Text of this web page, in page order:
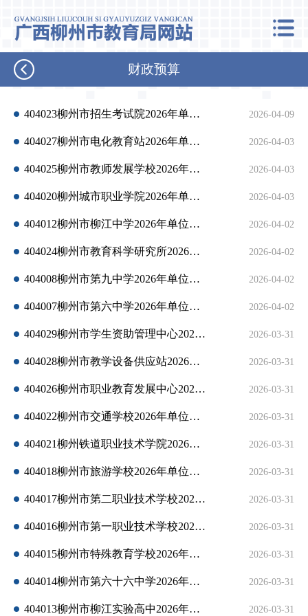
财政预算
2026-04-09
404023柳州市招生考试院2026年单位预算公开说明
2026-04-03
404027柳州市电化教育站2026年单位预算公开说明
2026-04-03
404025柳州市教师发展学校2026年单位预算公开说明
2026-04-03
404020柳州城市职业学院2026年单位预算公开说明
2026-04-02
404012柳州市柳江中学2026年单位预算公开说明
2026-04-02
404024柳州市教育科学研究所2026年单位预算公开说明
2026-04-02
404008柳州市第九中学2026年单位预算公开说明
2026-04-02
404007柳州市第六中学2026年单位预算公开说明
2026-03-31
404029柳州市学生资助管理中心2026年单位预算公开说明
2026-03-31
404028柳州市教学设备供应站2026年单位预算公开说明
2026-03-31
404026柳州市职业教育发展中心2026年单位预算公开说明
2026-03-31
404022柳州市交通学校2026年单位预算公开说明
2026-03-31
404021柳州铁道职业技术学院2026年单位预算公开说明
2026-03-31
404018柳州市旅游学校2026年单位预算公开说明
2026-03-31
404017柳州市第二职业技术学校2026年单位预算公开说明
2026-03-31
404016柳州市第一职业技术学校2026年单位预算公开说明
2026-03-31
404015柳州市特殊教育学校2026年单位预算公开说明
2026-03-31
404014柳州市第六十六中学2026年单位预算公开说明
2026-03-31
404013柳州市柳江实验高中2026年单位预算公开说明